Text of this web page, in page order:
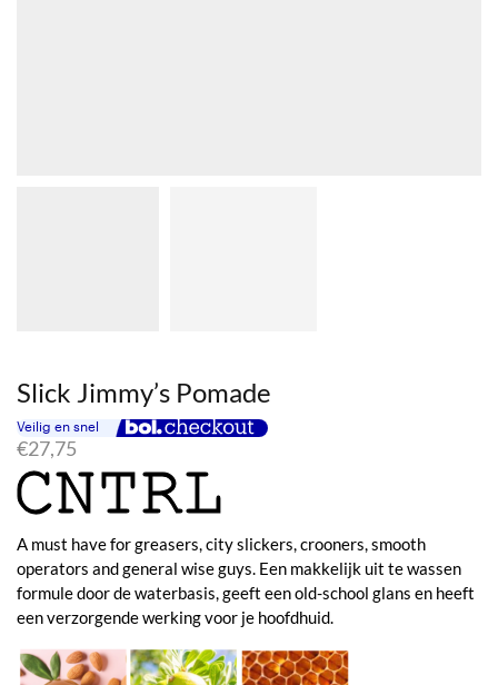
Slick Jimmy’s Pomade
€27,75
A must have for greasers, city slickers, crooners, smooth
operators and general wise guys. Een makkelijk uit te wassen
formule door de waterbasis, geeft een old-school glans en heeft
een verzorgende werking voor je hoofdhuid.